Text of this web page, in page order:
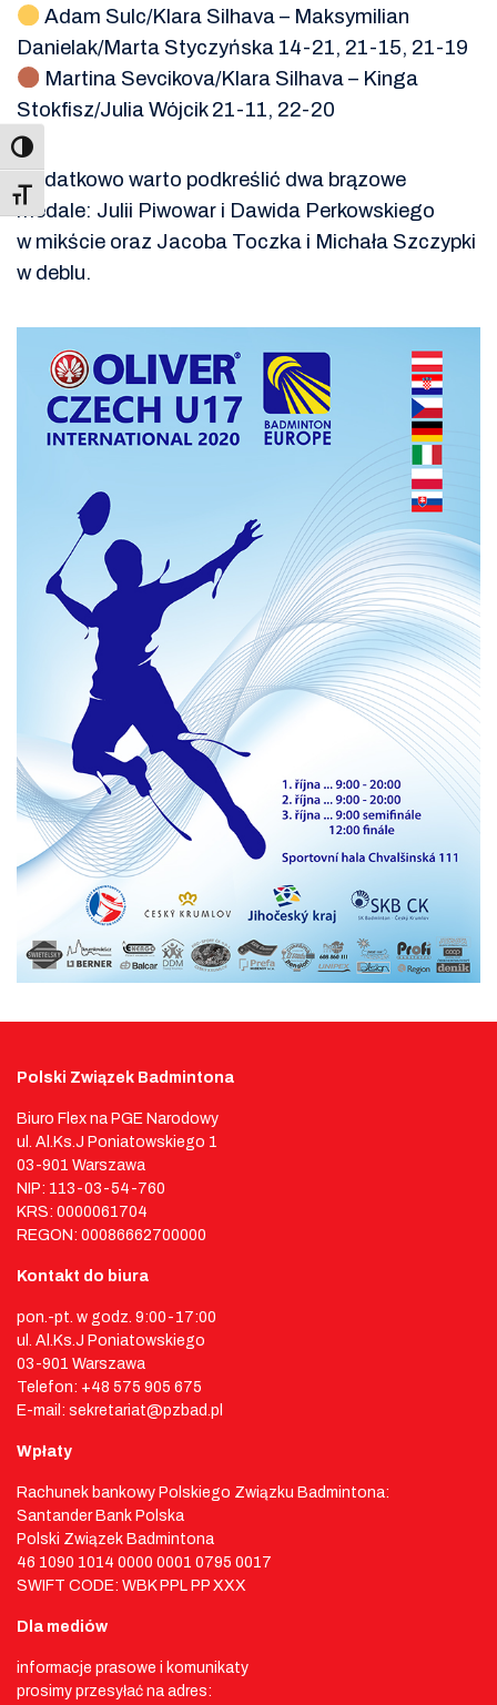
Toggle Font size
Adam Sulc/Klara Silhava – Maksymilian
Danielak/Marta Styczyńska 14-21, 21-15, 21-19
Martina Sevcikova/Klara Silhava – Kinga
Stokfisz/Julia Wójcik 21-11, 22-20
Dodatkowo warto podkreślić dwa brązowe
medale: Julii Piwowar i Dawida Perkowskiego
w mikście oraz Jacoba Toczka i Michała Szczypki
w deblu.
Polski Związek Badmintona
Biuro Flex na PGE Narodowy
ul. Al.Ks.J Poniatowskiego 1
03-901 Warszawa
NIP: 113-03-54-760
KRS: 0000061704
REGON: 00086662700000
Kontakt do biura
pon.-pt. w godz. 9:00-17:00
ul. Al.Ks.J Poniatowskiego
03-901 Warszawa
Telefon: +48 575 905 675
E-mail: sekretariat@pzbad.pl
Wpłaty
Rachunek bankowy Polskiego Związku Badmintona:
Santander Bank Polska
Polski Związek Badmintona
46 1090 1014 0000 0001 0795 0017
SWIFT CODE: WBK PPL PP XXX
Dla mediów
informacje prasowe i komunikaty
prosimy przesyłać na adres: